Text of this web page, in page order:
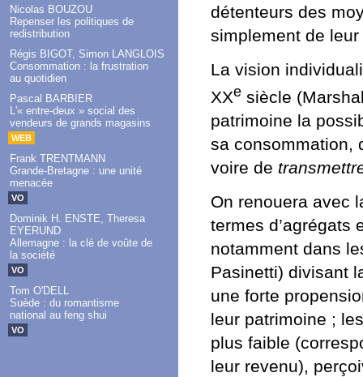
Nicolas BOUZOU
Repenser les politiques de
redistribution
Régis BIGOT, Simon LANGLOIS
Consommation : la frustration
au quotidien
Pascal BARBIER
L'« entre-deux » social des
vendeurs de grands magasins
WEB
Frank TRENTMANN
Grande-Bretagne : une unité
menacée
VO
Dominik H. ENSTE, Theresa
EYERUND
Allemagne : la clé de voûte de
la société
VO
Tom O'DELL
Suède : du romantisme
national au feng shui
VO
détenteurs des
simplement de
La vision
XXe siècle
patrimoine la
sa consommation,
voire de
On renouera avec
termes d’agrégats
notamment dans
Pasinetti) divisant
une forte
leur patrimoine ;
plus faible
leur revenu),